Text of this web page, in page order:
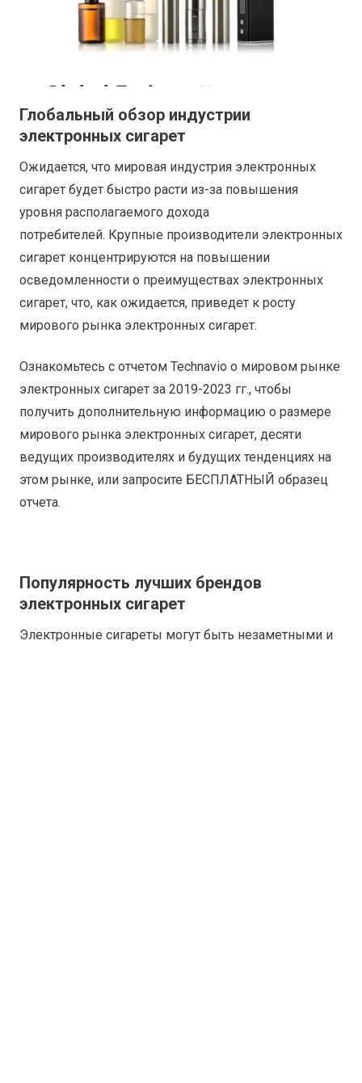
Глобальный обзор индустрии
электронных сигарет
Ожидается, что мировая индустрия электронных
сигарет будет быстро расти из-за повышения
уровня располагаемого дохода
потребителей. Крупные производители электронных
сигарет концентрируются на повышении
осведомленности о преимуществах электронных
сигарет, что, как ожидается, приведет к росту
мирового рынка электронных сигарет.
Ознакомьтесь с отчетом Technavio о мировом рынке
электронных сигарет за 2019-2023 гг., чтобы
получить дополнительную информацию о размере
мирового рынка электронных сигарет, десяти
ведущих производителях и будущих тенденциях на
этом рынке, или запросите БЕСПЛАТНЫЙ образец
отчета.
Популярность лучших брендов
электронных сигарет
Электронные сигареты могут быть незаметными и